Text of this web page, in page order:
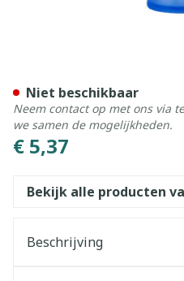
€ 5,37
Niet beschikbaar
Neem contact op met ons via
we samen de mogelijkheden.
Bekijk alle producten
Beschrijving